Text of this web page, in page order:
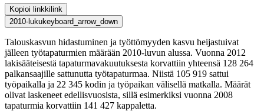
Kopioi linkkilink
2010-lukukeyboard_arrow_down
Talouskasvun hidastuminen ja työttömyyden kasvu heijastuivat
jälleen työtapaturmien määrään 2010-luvun alussa. Vuonna 2012
lakisääteisestä tapaturmavakuutuksesta korvattiin yhteensä 128 264
palkansaajille sattunutta työtapaturmaa. Niistä 105 919 sattui
työpaikalla ja 22 345 kodin ja työpaikan välisellä matkalla. Määrät
olivat laskeneet edellisvuosista, sillä esimerkiksi vuonna 2008
tapaturmia korvattiin 141 427 kappaletta.